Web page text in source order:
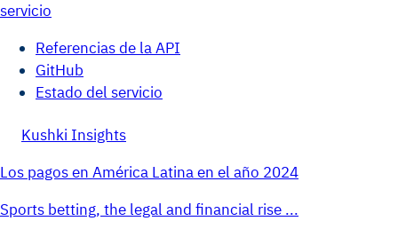
servicio
Referencias de la API
GitHub
Estado del servicio
Kushki Insights
Los pagos en América Latina en el año 2024
Sports betting, the legal and financial rise ...